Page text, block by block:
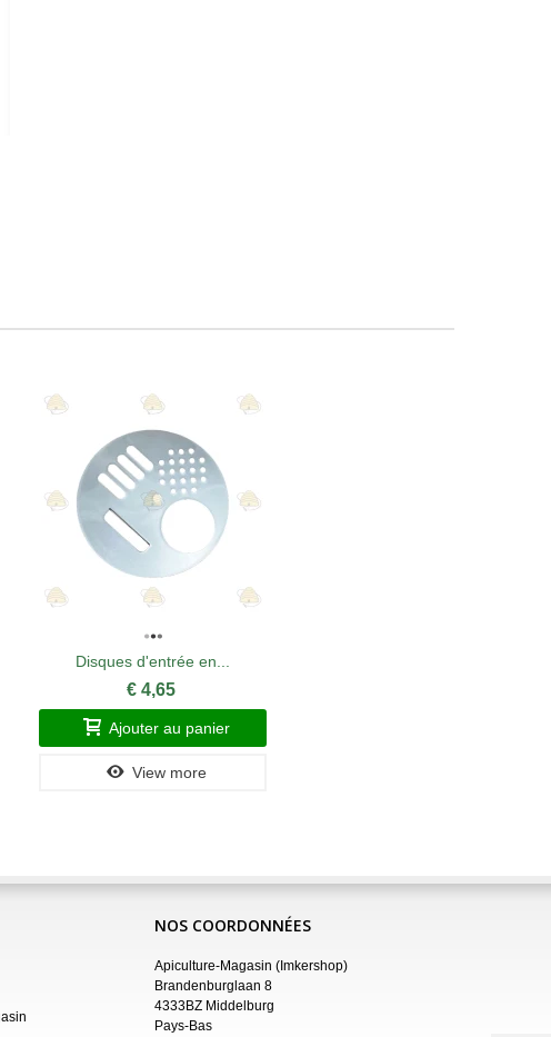
Disques d'entrée en...
€ 4,65
Ajouter au panier
View more
NOS COORDONNÉES
Apiculture-Magasin (Imkershop)
Brandenburglaan 8
4333BZ Middelburg
Pays-Bas